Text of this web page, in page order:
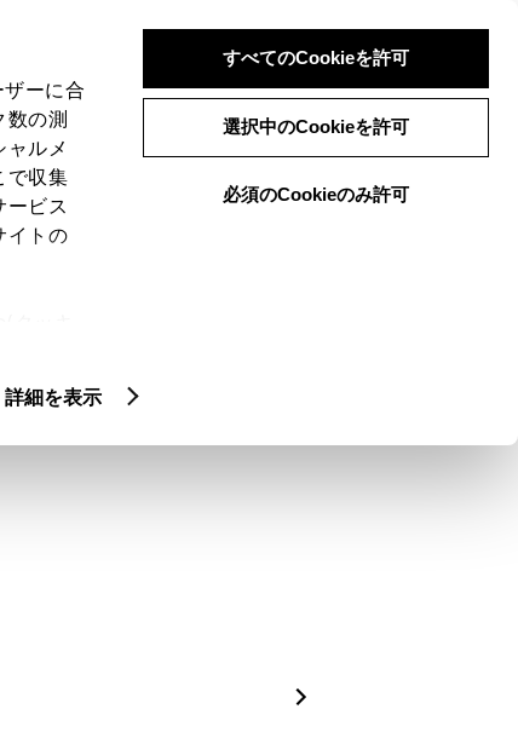
ーに合
の測
ルメ
で収集
ービス
イトの
詳細を表示
すべてのCookieを許可
選択中のCookieを許可
必須のCookieのみ許可
ログイン 検索 メニュー